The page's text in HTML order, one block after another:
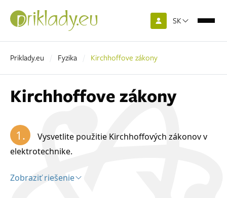
SK
Priklady.eu Fyzika Kirchhoffove zákony
Kirchhoffove zákony
1.
Vysvetlite použitie Kirchhoffových zákonov v
elektrotechnike.
Zobraziť riešenie